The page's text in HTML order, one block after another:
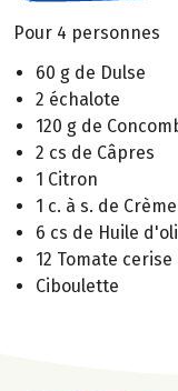
Pour 4 personnes
60 g de Dulse
2 échalote
120 g de
2 cs de Câpres
1 Citron
1 c. à s. de
6 cs de Huile
12 Tomate cerise
Ciboulette